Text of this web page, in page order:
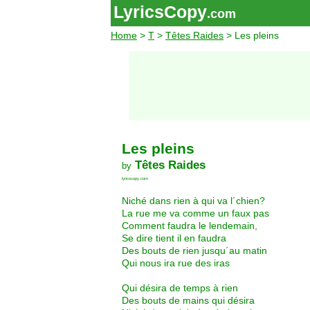
LyricsCopy.com
Home > T > Têtes Raides > Les pleins
Les pleins
by Têtes Raides
lyricscopy.com
Niché dans rien à qui va l´chien?
La rue me va comme un faux pas
Comment faudra le lendemain,
Se dire tient il en faudra
Des bouts de rien jusqu´au matin
Qui nous ira rue des iras
Qui désira de temps à rien
Des bouts de mains qui désira